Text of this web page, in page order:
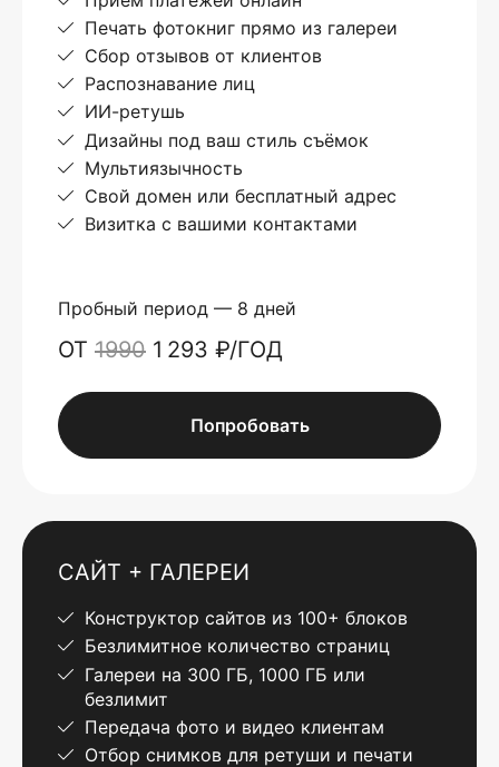
Печать фотокниг прямо из галереи
Сбор отзывов от клиентов
Распознавание лиц
ИИ-ретушь
Дизайны под ваш стиль съёмок
Мультиязычность
Свой домен или бесплатный адрес
Визитка с вашими контактами
Пробный период — 8 дней
ОТ 1990 1 293 ₽/ГОД
Попробовать
САЙТ + ГАЛЕРЕИ
Конструктор сайтов из 100+ блоков
Безлимитное количество страниц
Галереи на 300 ГБ, 1000 ГБ или
безлимит
Передача фото и видео клиентам
Отбор снимков для ретуши и печати